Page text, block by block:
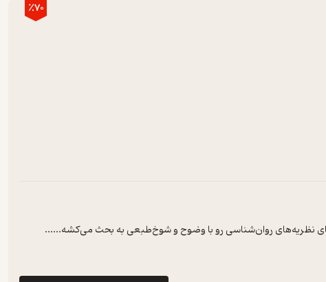
٪70
نظریه‌های روان‌شناسی رو با وضوح و شوخ‌طبعی به بحث می‌کشه......